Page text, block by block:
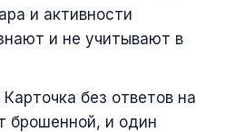
и активности
и не учитывают в
Карточка без ответов на
брошенной, и один